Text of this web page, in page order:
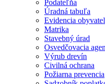
Podateľňa
Úradná tabuľa
Evidencia
Matrika
Stavebný úrad
Osvedčovacia
Výrub drevín
Civilná ochrana
Požiarna prevencia